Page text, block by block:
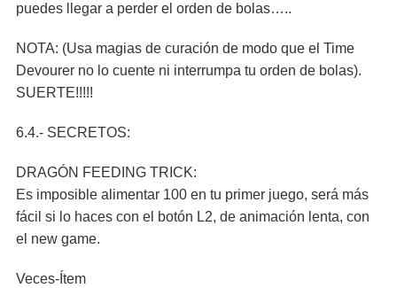
puedes llegar a perder el orden de bolas…..
NOTA: (Usa magias de curación de modo que el Time
Devourer no lo cuente ni interrumpa tu orden de bolas).
SUERTE!!!!!
6.4.- SECRETOS:
DRAGÓN FEEDING TRICK:
Es imposible alimentar 100 en tu primer juego, será más
fácil si lo haces con el botón L2, de animación lenta, con
el new game.
Veces-Ítem